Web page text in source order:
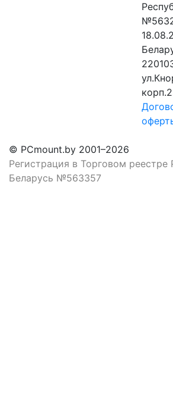
© PCmount.by 2001–2026
Регистрация в Торговом реестре
Беларусь №563357